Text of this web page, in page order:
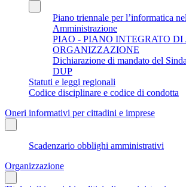
Piano triennale per l’informatica
Amministrazione
PIAO - PIANO INTEGRATO DI
ORGANIZZAZIONE
Dichiarazione di mandato del
DUP
Statuti e leggi regionali
Codice disciplinare e codice di condotta
Oneri informativi per cittadini e imprese
Scadenzario obblighi amministrativi
Organizzazione